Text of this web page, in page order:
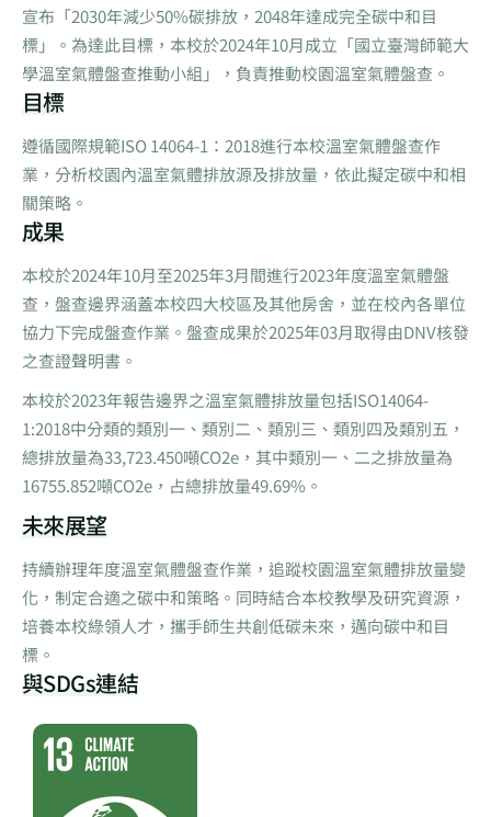
宣布「2030年減少50%碳排放，2048年達成完全碳中和目
標」。為達此目標，本校於2024年10月成立「國立臺灣師範大
學溫室氣體盤查推動小組」，負責推動校園溫室氣體盤查。
目標
遵循國際規範ISO 14064-1：2018進行本校溫室氣體盤查作
業，分析校園內溫室氣體排放源及排放量，依此擬定碳中和相
關策略。
成果
本校於2024年10月至2025年3月間進行2023年度溫室氣體盤
查，盤查邊界涵蓋本校四大校區及其他房舍，並在校內各單位
協力下完成盤查作業。盤查成果於2025年03月取得由DNV核發
之查證聲明書。
本校於2023年報告邊界之溫室氣體排放量包括ISO14064-
1:2018中分類的類別一、類別二、類別三、類別四及類別五，
總排放量為33,723.450噸CO2e，其中類別一、二之排放量為
16755.852噸CO2e，占總排放量49.69%。
未來展望
持續辦理年度溫室氣體盤查作業，追蹤校園溫室氣體排放量變
化，制定合適之碳中和策略。同時結合本校教學及研究資源，
培養本校綠領人才，攜手師生共創低碳未來，邁向碳中和目
標。
與SDGs連結